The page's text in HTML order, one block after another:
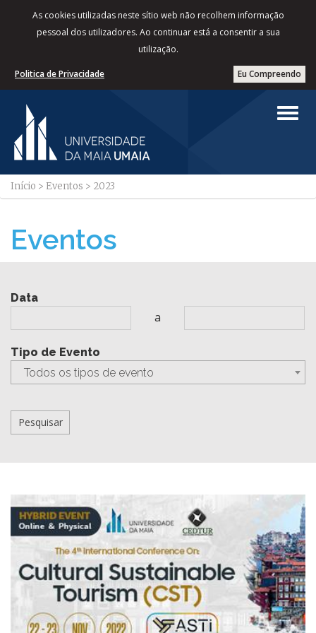
As cookies utilizadas neste sítio web não recolhem informação
pessoal dos utilizadores. Ao continuar está a consentir a sua
utilização.
Eu Compreendo
Politica de Privacidade
Início > Eventos > 2023
Eventos
Data
a
Tipo de Evento
Todos os tipos de evento